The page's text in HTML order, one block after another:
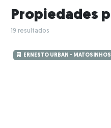
Propiedades
19 resultados
ERNESTO URBAN -